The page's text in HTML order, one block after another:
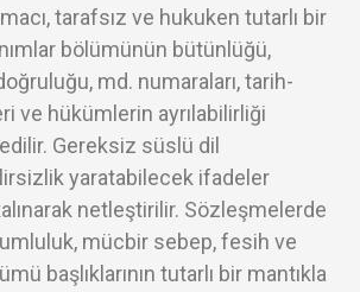
tarafsız ve hukuken tutarlı bir
bölümünün bütünlüğü,
md. numaraları, tarih-
ve hükümlerin ayrılabilirliği
Gereksiz süslü dil
yaratabilecek ifadeler
netleştirilir. Sözleşmelerde
mücbir sebep, fesih ve
başlıklarının tutarlı bir mantıkla